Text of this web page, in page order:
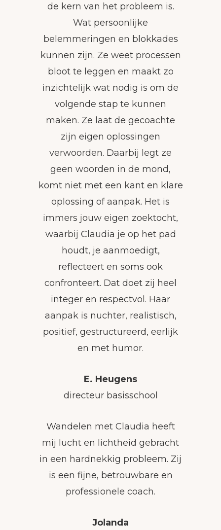
de kern van het probleem is.
Wat persoonlijke
belemmeringen en blokkades
kunnen zijn. Ze weet processen
bloot te leggen en maakt zo
inzichtelijk wat nodig is om de
volgende stap te kunnen
maken. Ze laat de gecoachte
zijn eigen oplossingen
verwoorden. Daarbij legt ze
geen woorden in de mond,
komt niet met een kant en klare
oplossing of aanpak. Het is
immers jouw eigen zoektocht,
waarbij Claudia je op het pad
houdt, je aanmoedigt,
reflecteert en soms ook
confronteert. Dat doet zij heel
integer en respectvol. Haar
aanpak is nuchter, realistisch,
positief, gestructureerd, eerlijk
en met humor.
E. Heugens
directeur basisschool
Wandelen met Claudia heeft
mij lucht en lichtheid gebracht
in een hardnekkig probleem. Zij
is een fijne, betrouwbare en
professionele coach.
Jolanda